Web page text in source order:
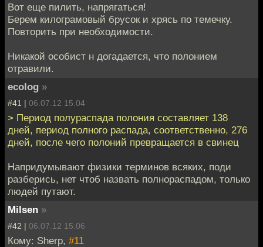
Вот еще пилить, напрягаться!
Берем килограмовый брусок и хрясь по темечку.
Повторить при необходимости.
Никакой особист н догадается, что полонием
отравили.
ecolog »
#41 | 06.07.12 15:04
> Период полураспада полония составляет 138
дней, период полного распада, соответственно, 276
дней, после чего полоний превращается в свинец
Напридумывают физики терминов всяких, поди
разберись, нет чтоб назвать полнораспадом, только
людей путают.
Milsen »
#42 | 06.07.12 15:06
Кому: Sherp, #11